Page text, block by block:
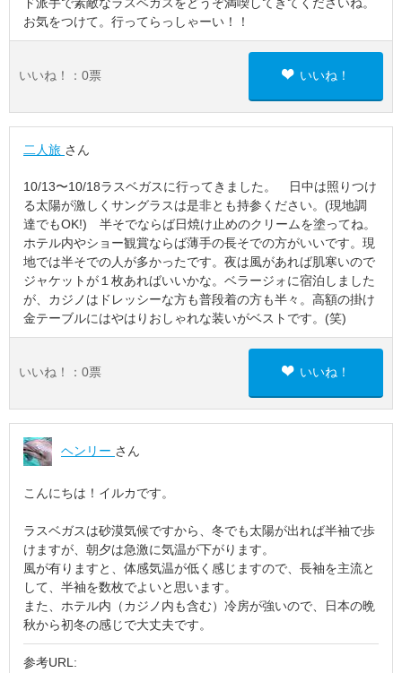
お気をつけて。行ってらっしゃーい！！
いいね！： 0票 いいね！
二人旅 さん
10/13〜10/18ラスベガスに行ってきました。 日中は照りつけ
る太陽が激しくサングラスは是非とも持参ください。(現地調
達でもOK!) 半そでならば日焼け止めのクリームを塗ってね。
ホテル内やショー観賞ならば薄手の長そでの方がいいです。現
地では半そでの人が多かったです。夜は風があれば肌寒いので
ジャケットが１枚あればいいかな。ベラージォに宿泊しました
が、カジノはドレッシーな方も普段着の方も半々。高額の掛け
金テーブルにはやはりおしゃれな装いがベストです。(笑)
いいね！： 0票 いいね！
ヘンリー さん
こんにちは！イルカです。
ラスベガスは砂漠気候ですから、冬でも太陽が出れば半袖で歩
けますが、朝夕は急激に気温が下がります。
風が有りますと、体感気温が低く感じますので、長袖を主流と
して、半袖を数枚でよいと思います。
また、ホテル内（カジノ内も含む）冷房が強いので、日本の晩
秋から初冬の感じで大丈夫です。
参考URL: